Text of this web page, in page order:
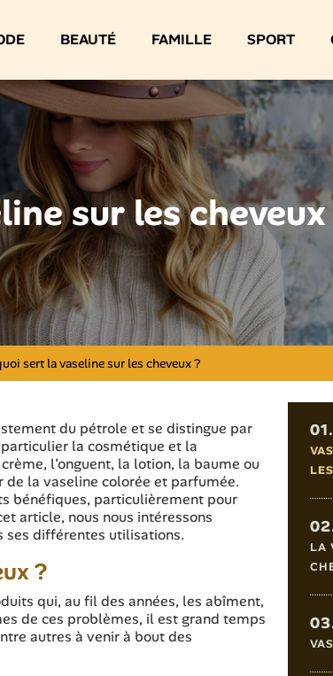
BEAUTÉ FAMILLE SPORT
sur les cheveux
sert la vaseline sur les cheveux ?
du pétrole et se distingue par
la cosmétique et la
l'onguent, la lotion, la baume ou
la vaseline colorée et parfumée.
bénéfiques, particulièrement pour
article, nous nous intéressons
ses différentes utilisations.
?
qui, au fil des années, les abîment,
de ces problèmes, il est grand temps
autres à venir à bout des
01.
LA